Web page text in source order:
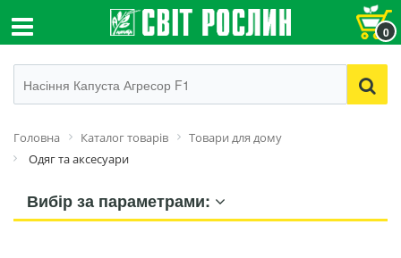
0
Головна Каталог товарів
Товари для дому
Одяг та аксесуари
Вибір за параметрами: